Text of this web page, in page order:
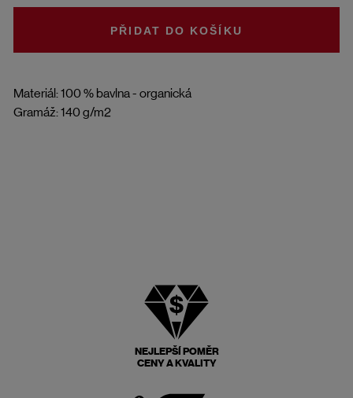
Materiál: 100 % bavlna - organická
Gramáž: 140 g/m2
DO KOŠÍKU
NEJLEPŠÍ POMĚR
CENY A KVALITY